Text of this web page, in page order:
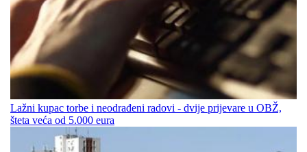
Lažni kupac torbe i neodrađeni radovi - dvije prijevare u OBŽ,
šteta veća od 5.000 eura